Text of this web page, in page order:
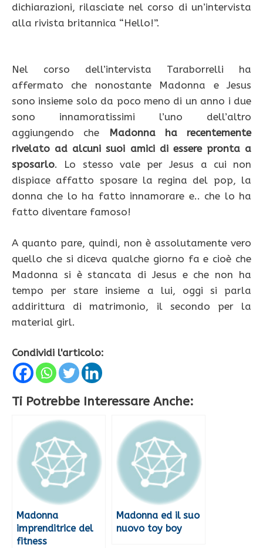
dichiarazioni, rilasciate nel corso di un’intervista
alla rivista britannica “Hello!”.
Nel corso dell’intervista Taraborrelli ha
affermato che nonostante Madonna e Jesus
sono insieme solo da poco meno di un anno i due
sono innamoratissimi l’uno dell’altro
aggiungendo che
Madonna ha recentemente
rivelato ad alcuni suoi amici di essere pronta a
sposarlo. Lo stesso vale per Jesus a cui non
dispiace affatto sposare la regina del pop, la
donna che lo ha fatto innamorare e.. che lo ha
fatto diventare famoso!
A quanto pare, quindi, non è assolutamente vero
quello che si diceva qualche giorno fa e cioè che
Madonna si è stancata di Jesus e che non ha
tempo per stare insieme a lui, oggi si parla
addirittura di matrimonio, il secondo per la
material girl.
Condividi l'articolo:
Ti Potrebbe Interessare Anche:
Madonna
imprenditrice del
fitness
Madonna ed il suo
nuovo toy boy